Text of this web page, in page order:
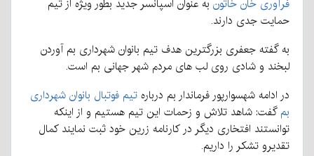
فرآوری خان خاتون به عنوان اسپانسر جدید بطور ویژه از تیم
حمایت جدی دارند.
به گفته جعفری بزرگترین هدف تیم بانوان شهرداری بم آوردن
لبخند و شادی روی لب های مردم شهر جهانی بم است.
در ادامه شهسوارپور فرماندار بم درباره تیم فوتبال بانوان شهرداری
بم گفت: شاهد تلاش و زحمات این تیم هستیم و از اینکه
توانستند افتخاری دیگر در کارنامه زرین خود ثبت نمایند کمال
تقدیرو تشکر را داریم.